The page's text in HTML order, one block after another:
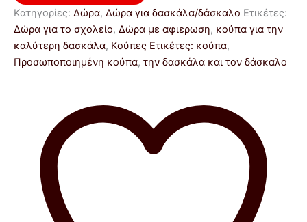
Κατηγορίες: Δώρα, Δώρα για δασκάλα/δάσκαλο Ετικέτες:
Δώρα για το σχολείο, Δώρα με αφιερωση, κούπα για την
καλύτερη δασκάλα, Κούπες Ετικέτες: κούπα,
Προσωποποιημένη κούπα, την δασκάλα και τον δάσκαλο